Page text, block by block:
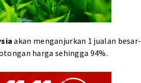
akan menganjurkan 1 jualan besar-
harga sehingga 94%.